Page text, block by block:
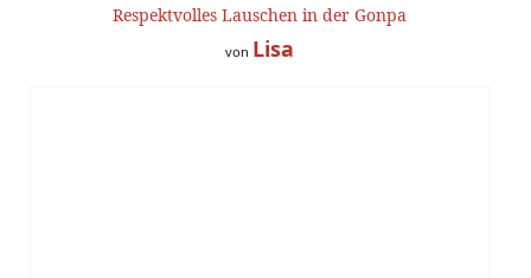
Respektvolles Lauschen in der Gonpa
von Lisa